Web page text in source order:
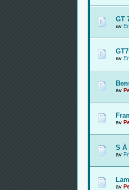
GT
av
av
av
av
S Å
av
av